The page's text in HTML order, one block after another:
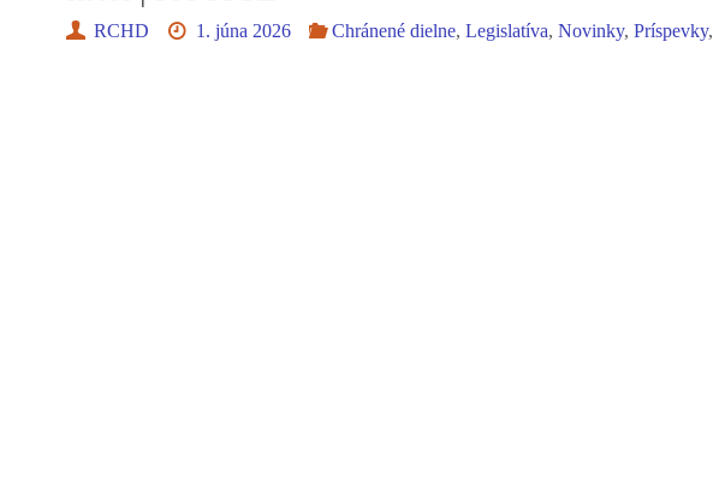
RCHD 1. júna 2026 Chránené dielne,Legislatíva,Novinky,Príspevky,